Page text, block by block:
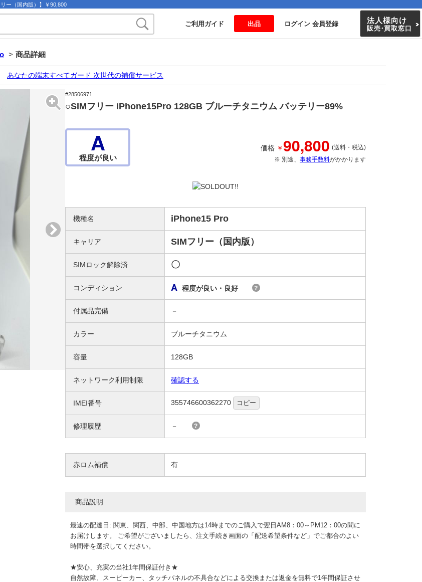
ー（国内版）】￥90,800
ご利用ガイド 出品 ログイン 会員登録 法人様向け
販売・買取窓口
> 商品詳細
あなたの端末すべてガード 次世代の補償サービス
#28506971
○SIMフリー iPhone15Pro 128GB ブルーチタニウム バッテリー89%
A
程度が良い
価格 ￥90,800 (送料・税込)
※ 別途、 事務手数料がかかります
機種名 iPhone15 Pro
キャリア SIMフリー（国内版）
SIMロック解除済 〇
コンディション A 程度が良い・良好 ?
付属品完備 －
カラー ブルーチタニウム
容量 128GB
ネットワーク利用制限 確認する
IMEI番号 355746600362270 コピー
修理履歴 － ?
赤ロム補償 有
商品説明
最速の配達日: 関東、関西、中部、中国地方は14時までのご購入で翌日AM8：00～PM12：00の間に
お届けします。 ご希望がございましたら、注文手続き画面の「配送希望条件など」でご都合のよい
時間帯を選択してください。
★安心、充実の当社1年間保証付き★
自然故障、スーピーカー、タッチパネルの不具合などによる交換または返金を無料で1年間保証させ